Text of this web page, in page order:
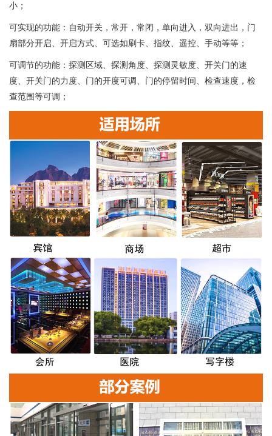
小；
可实现的功能：自动开关，常开，常闭，单向进入，双向进出，门
扇部分开启、开启方式、可选如刷卡、指纹、遥控、手动等等；
可调节的功能：探测区域、探测角度、探测灵敏度、开关门的速
度、开关门的力度、门的开度可调、门的停留时间、检查速度，检
查范围等可调；